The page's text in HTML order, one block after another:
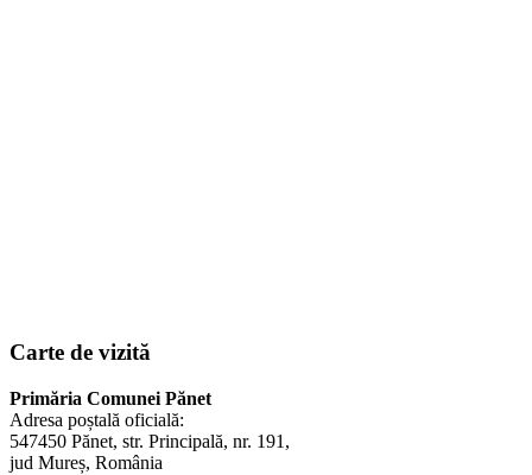
Carte de vizită
Primăria Comunei Pănet
Adresa poștală oficială:
547450 Pănet, str. Principală, nr. 191,
jud Mureș, România